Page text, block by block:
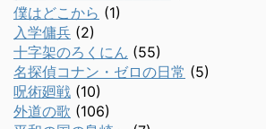
僕はどこから (1)
入学傭兵 (2)
十字架のろくにん (55)
名探偵コナン・ゼロの日常 (5)
呪術廻戦 (10)
外道の歌 (106)